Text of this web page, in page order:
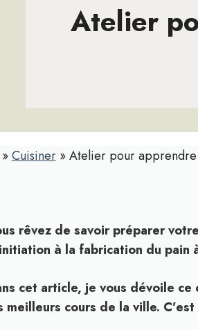
Atelier
»Cuisiner»Atelier pour apprendre
rêvez de savoir préparer
à la fabrication du pain
cet article, je vous dévoile
meilleurs cours de la ville.